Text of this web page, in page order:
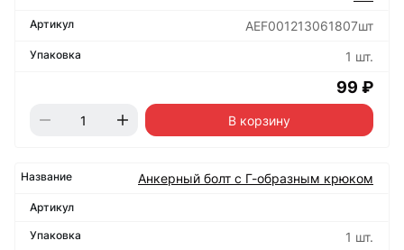
AEF001213061807шт
1 шт.
99 ₽
В корзину
Анкерный болт с Г-образным крюком
1 шт.